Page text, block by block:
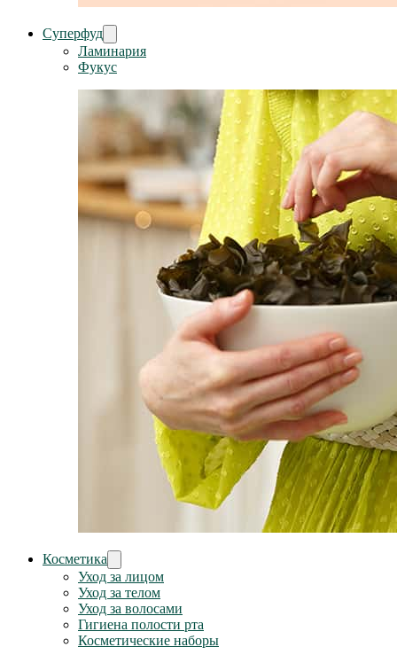
Суперфуд
Ламинария
Фукус
Косметика
Уход за лицом
Уход за телом
Уход за волосами
Гигиена полости рта
Косметические наборы